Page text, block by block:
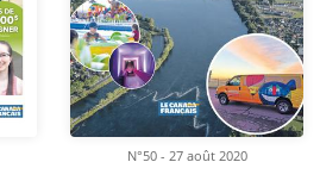
N°50 - 27 août 2020